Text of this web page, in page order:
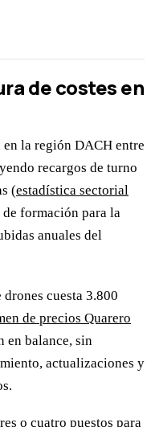
de costes en
la región DACH entre
recargos de turno
(estadística sectorial
de formación para la
anuales del
cuesta 3.800
de precios Quarero
en balance, sin
actualizaciones y
o cuatro puestos para